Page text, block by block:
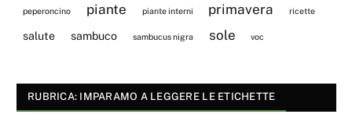
peperoncino piante piante interni primavera ricette
salute sambuco sambucus nigra sole voc
RUBRICA: IMPARAMO A LEGGERE LE ETICHETTE